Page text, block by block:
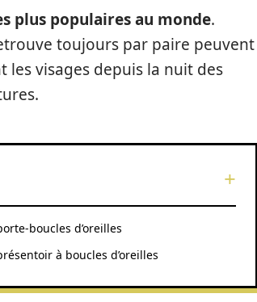
plus populaires au monde.
toujours par paire peuvent
visages depuis la nuit des
boucles d’oreilles
à boucles d’oreilles